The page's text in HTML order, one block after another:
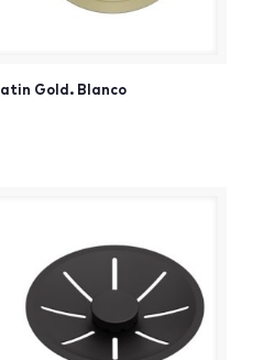
Gold. Blanco